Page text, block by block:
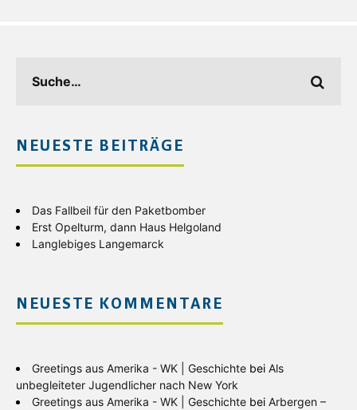
NEUESTE BEITRÄGE
Das Fallbeil für den Paketbomber
Erst Opelturm, dann Haus Helgoland
Langlebiges Langemarck
NEUESTE KOMMENTARE
Greetings aus Amerika - WK | Geschichte bei Als
unbegleiteter Jugendlicher nach New York
Greetings aus Amerika - WK | Geschichte bei Arbergen –